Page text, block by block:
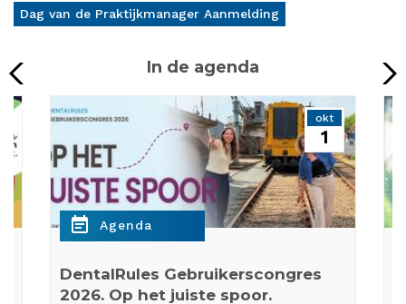
Dag van de Praktijkmanager Aanmelding
In de agenda
okt
1
event_note Agenda
DentalRules Gebruikerscongres
2026. Op het juiste spoor.